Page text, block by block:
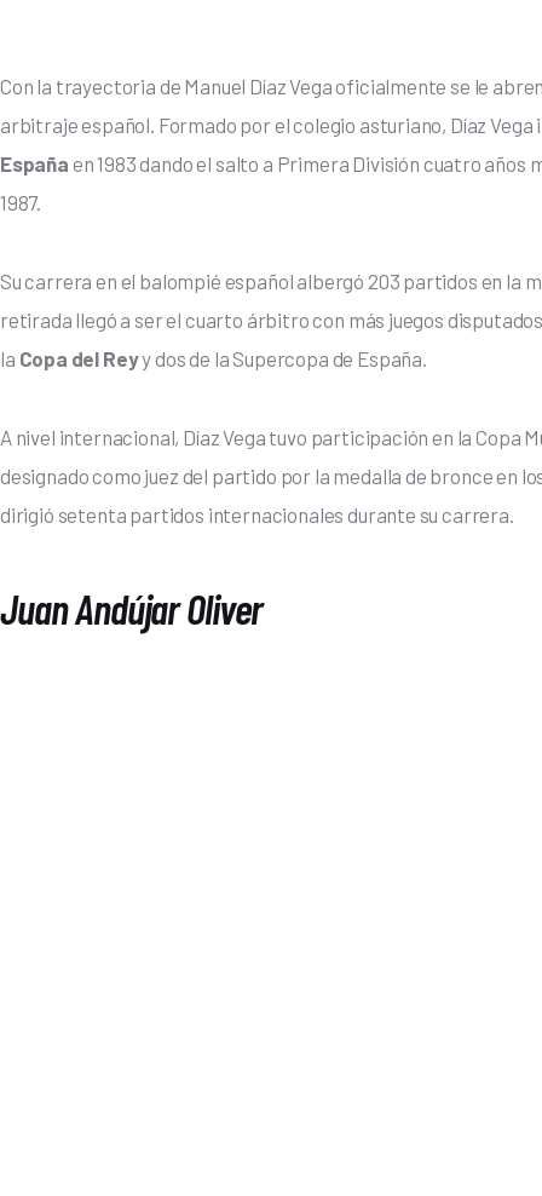
Con la trayectoria de Manuel Díaz Vega oficialmente se le
arbitraje español. Formado por el colegio asturiano, Díaz
España en 1983 dando el salto a Primera División cuatro
1987.
Su carrera en el balompié español albergó 203 partidos en la
retirada llegó a ser el cuarto árbitro con más juegos
la Copa del Rey y dos de la Supercopa de España.
A nivel internacional, Díaz Vega tuvo participación en la Copa
designado como juez del partido por la medalla de bronce en
dirigió setenta partidos internacionales durante su carrera.
Juan Andújar Oliver